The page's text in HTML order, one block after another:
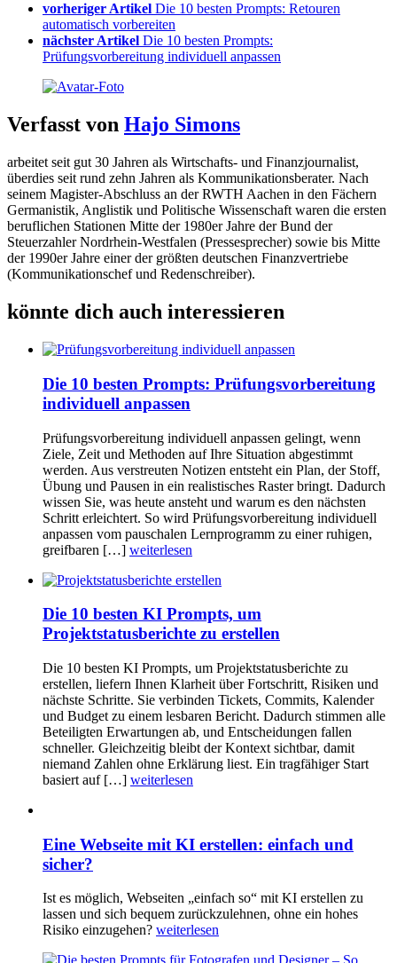
vorheriger Artikel Die 10 besten Prompts: Retouren
automatisch vorbereiten
nächster Artikel Die 10 besten Prompts:
Prüfungsvorbereitung individuell anpassen
Verfasst von Hajo Simons
arbeitet seit gut 30 Jahren als Wirtschafts- und Finanzjournalist,
überdies seit rund zehn Jahren als Kommunikationsberater. Nach
seinem Magister-Abschluss an der RWTH Aachen in den Fächern
Germanistik, Anglistik und Politische Wissenschaft waren die ersten
beruflichen Stationen Mitte der 1980er Jahre der Bund der
Steuerzahler Nordrhein-Westfalen (Pressesprecher) sowie bis Mitte
der 1990er Jahre einer der größten deutschen Finanzvertriebe
(Kommunikationschef und Redenschreiber).
könnte dich auch interessieren
Die 10 besten Prompts: Prüfungsvorbereitung
individuell anpassen
Prüfungsvorbereitung individuell anpassen gelingt, wenn
Ziele, Zeit und Methoden auf Ihre Situation abgestimmt
werden. Aus verstreuten Notizen entsteht ein Plan, der Stoff,
Übung und Pausen in ein realistisches Raster bringt. Dadurch
wissen Sie, was heute ansteht und warum es den nächsten
Schritt erleichtert. So wird Prüfungsvorbereitung individuell
anpassen vom pauschalen Lernprogramm zu einer ruhigen,
greifbaren […] weiterlesen
Die 10 besten KI Prompts, um
Projektstatusberichte zu erstellen
Die 10 besten KI Prompts, um Projektstatusberichte zu
erstellen, liefern Ihnen Klarheit über Fortschritt, Risiken und
nächste Schritte. Sie verbinden Tickets, Commits, Kalender
und Budget zu einem lesbaren Bericht. Dadurch stimmen alle
Beteiligten Erwartungen ab, und Entscheidungen fallen
schneller. Gleichzeitig bleibt der Kontext sichtbar, damit
niemand Zahlen ohne Erklärung liest. Ein tragfähiger Start
basiert auf […] weiterlesen
Eine Webseite mit KI erstellen: einfach und
sicher?
Ist es möglich, Webseiten „einfach so“ mit KI erstellen zu
lassen und sich bequem zurückzulehnen, ohne ein hohes
Risiko einzugehen? weiterlesen